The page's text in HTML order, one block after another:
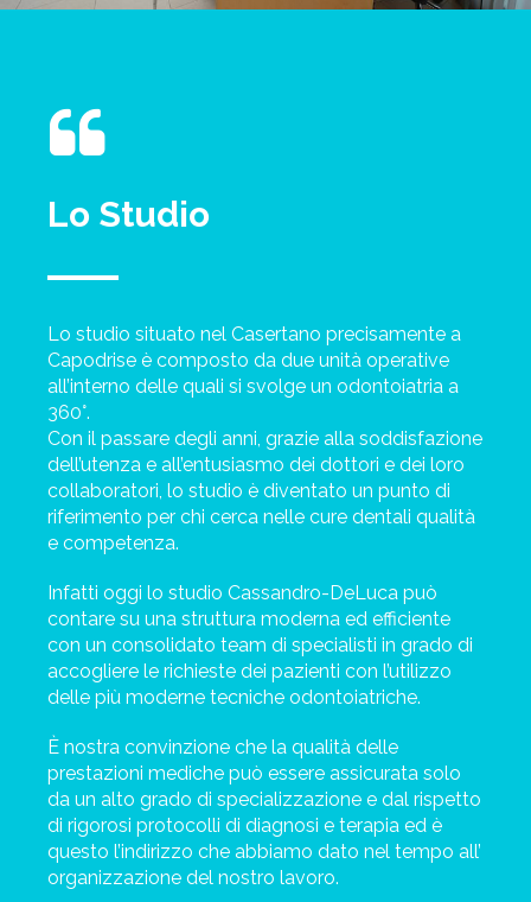
Lo Studio
Lo studio situato nel Casertano precisamente a
Capodrise è composto da due unità operative
all’interno delle quali si svolge un odontoiatria a
360°.
Con il passare degli anni, grazie alla soddisfazione
dell’utenza e all’entusiasmo dei dottori e dei loro
collaboratori, lo studio è diventato un punto di
riferimento per chi cerca nelle cure dentali qualità
e competenza.
Infatti oggi lo studio Cassandro-DeLuca può
contare su una struttura moderna ed efficiente
con un consolidato team di specialisti in grado di
accogliere le richieste dei pazienti con l’utilizzo
delle più moderne tecniche odontoiatriche.
È nostra convinzione che la qualità delle
prestazioni mediche può essere assicurata solo
da un alto grado di specializzazione e dal rispetto
di rigorosi protocolli di diagnosi e terapia ed è
questo l’indirizzo che abbiamo dato nel tempo all’
organizzazione del nostro lavoro.